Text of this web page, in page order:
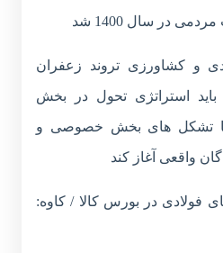
در سال 1400 شد
و کشاورزی تروند زعفران
استراتژی تحول در بخش
با تشکل های بخش خصوصی و
واقعی آغاز کند
فولادی در بورس کالا / کاوه: